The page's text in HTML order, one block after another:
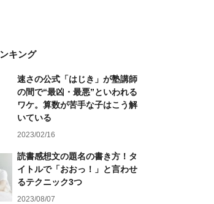
キング
速さの公式「はじき」が塾講師
の間で“最凶・最悪”といわれる
ワケ。算数が苦手な子はこう解
いている
2023/02/16
読書感想文の題名の書き方！タ
イトルで「おおっ！」と言わせ
るテクニック3つ
2023/08/07